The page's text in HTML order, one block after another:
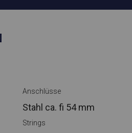
Anschlüsse
Stahl ca. fi 54 mm
Strings